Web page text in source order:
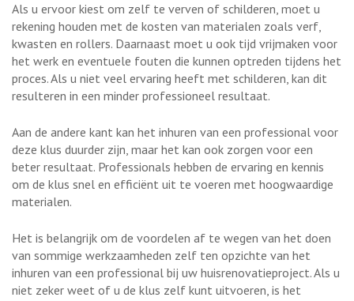
Als u ervoor kiest om zelf te verven of schilderen, moet u
rekening houden met de kosten van materialen zoals verf,
kwasten en rollers. Daarnaast moet u ook tijd vrijmaken voor
het werk en eventuele fouten die kunnen optreden tijdens het
proces. Als u niet veel ervaring heeft met schilderen, kan dit
resulteren in een minder professioneel resultaat.
Aan de andere kant kan het inhuren van een professional voor
deze klus duurder zijn, maar het kan ook zorgen voor een
beter resultaat. Professionals hebben de ervaring en kennis
om de klus snel en efficiënt uit te voeren met hoogwaardige
materialen.
Het is belangrijk om de voordelen af te wegen van het doen
van sommige werkzaamheden zelf ten opzichte van het
inhuren van een professional bij uw huisrenovatieproject. Als u
niet zeker weet of u de klus zelf kunt uitvoeren, is het